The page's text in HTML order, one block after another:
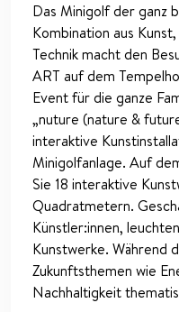
Das Minigolf der ganz
Kombination aus
Technik macht den
ART auf dem
Event für die ganze
„nuture (nature &
interaktive
Minigolfanlage. Auf
Sie 18 interaktive
Quadratmetern.
Künstler:innen,
Kunstwerke. Während
Zukunftsthemen wie
Nachhaltigkeit